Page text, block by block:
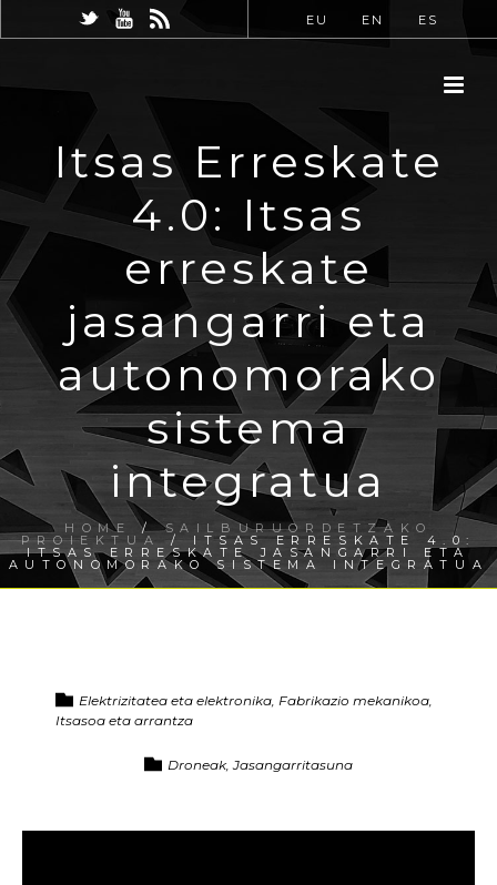
EU EN ES
Itsas Erreskate
4.0: Itsas
erreskate
jasangarri eta
autonomorako
sistema
integratua
HOME /SAILBURUORDETZAKO
PROIEKTUA / ITSAS ERRESKATE 4.0:
ITSAS ERRESKATE JASANGARRI ETA
AUTONOMORAKO SISTEMA INTEGRATUA
Elektrizitatea eta elektronika, Fabrikazio mekanikoa,
Itsasoa eta arrantza
Droneak, Jasangarritasuna